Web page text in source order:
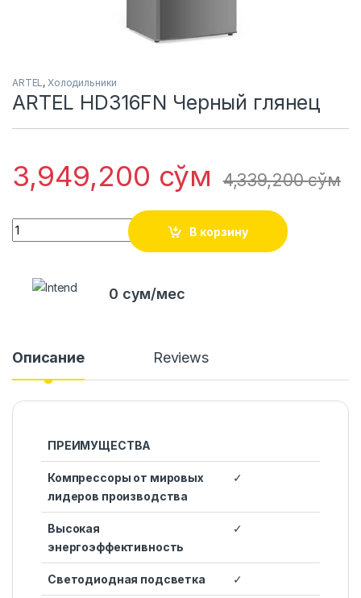
ARTEL,Холодильники
ARTEL HD316FN Черный глянец
3,949,200 сўм 4,339,200сўм
Quantity
В корзину
0 сум/мес
Описание Reviews
ПРЕИМУЩЕСТВА
Компрессоры от мировых
лидеров производства
✓
Высокая
энергоэффективность
✓
Светодиодная подсветка ✓